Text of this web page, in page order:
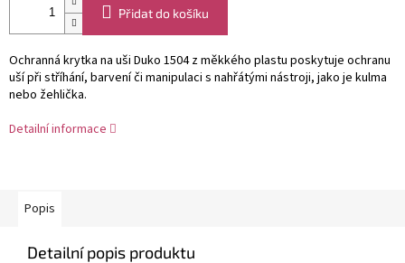
Přidat do košíku
Ochranná krytka na uši Duko 1504 z měkkého plastu poskytuje ochranu
uší při stříhání, barvení či manipulaci s nahřátými nástroji, jako je kulma
nebo žehlička.
Detailní informace
Popis
Detailní popis produktu